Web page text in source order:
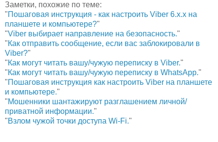
Заметки, похожие по теме:
"Пошаговая инструкция - как настроить Viber 6.х.х на
планшете и компьютере?"
"Viber выбирает направление на безопасность."
"Как отправить сообщение, если вас заблокировали в
Viber?"
"Как могут читать вашу/чужую переписку в Viber."
"Как могут читать вашу/чужую переписку в WhatsApp."
"Пошаговая инструкция как настроить Viber на планшете
и компьютере."
"Мошенники шантажируют разглашением личной/
приватной информации."
"Взлом чужой точки доступа Wi-Fi."